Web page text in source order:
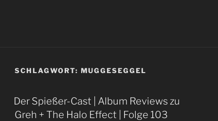
SCHLAGWORT: MUGGESEGGEL
Der Spießer-Cast | Album Reviews zu
Greh + The Halo Effect | Folge 103